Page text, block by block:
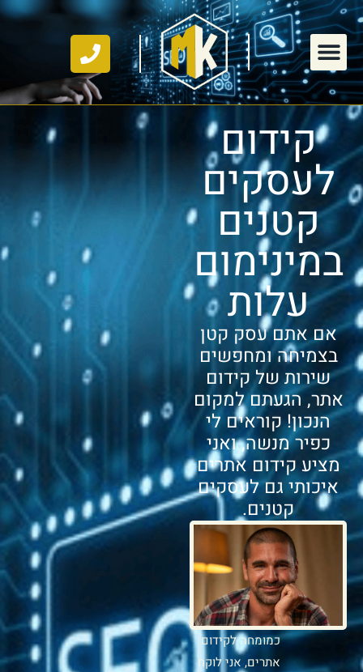
קידום
לעסקים
קטנים
במינימום
עלות
אם אתם עסק קטן
בצמיחה ומחפשים
שירות של קידום
אתר, הגעתם למקום
הנכון! קוראים לי
כפיר מנשה, ואני
מציע קידום אתרים
איכותי גם לעסקים
קטנים.
כמומחה לקידום
אתרים, אני לוקח